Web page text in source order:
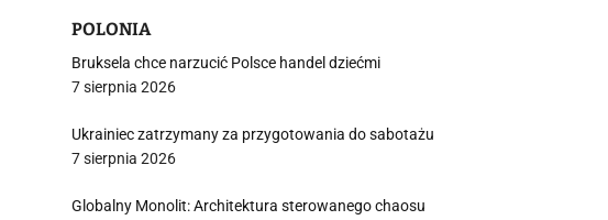
POLONIA
Bruksela chce narzucić Polsce handel dziećmi
7 sierpnia 2026
Ukrainiec zatrzymany za przygotowania do sabotażu
7 sierpnia 2026
Globalny Monolit: Architektura sterowanego chaosu